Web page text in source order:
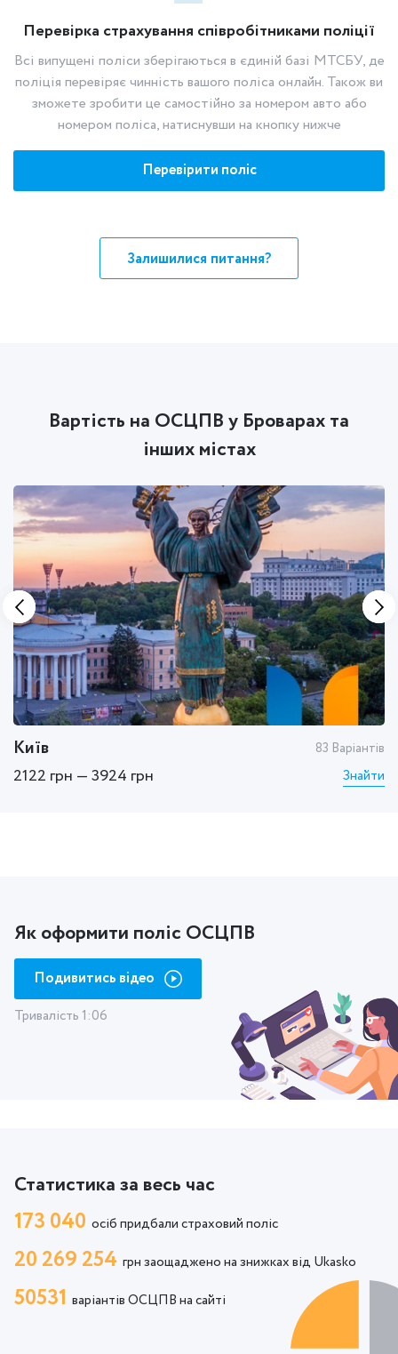
Перевірка страхування співробітниками поліції
Всі випущені поліси зберігаються в єдиній базі МТСБУ, де
поліція перевіряє чинність вашого поліса онлайн. Також ви
зможете зробити це самостійно за номером авто або
номером поліса, натиснувши на кнопку нижче
Перевірити поліс
Залишилися питання?
Вартість на ОСЦПВ у Броварах та
інших містах
Київ 83 Варіантів
2122 грн — 3924 грн Знайти
Як оформити поліс ОСЦПВ
Подивитись відео
Тривалість 1:06
Статистика за весь час
173 040 осіб придбали страховий поліс
20 269 254 грн заощаджено на знижках від Ukasko
50531 варіантів ОСЦПВ на сайті